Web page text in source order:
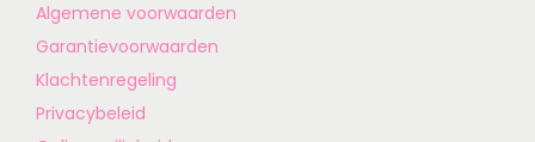
Algemene voorwaarden
Garantievoorwaarden
Klachtenregeling
Privacybeleid